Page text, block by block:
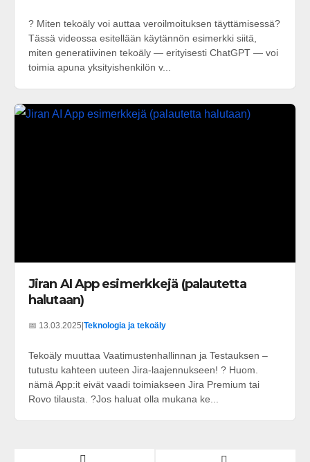
? Miten tekoäly voi auttaa veroilmoituksen täyttämisessä?
Tässä videossa esitellään käytännön esimerkki siitä,
miten generatiivinen tekoäly — erityisesti ChatGPT — voi
toimia apuna yksityishenkilön v...
Jiran AI App esimerkkejä (palautetta
halutaan)
📅 13.03.2025|Teknologia ja tekoäly
Tekoäly muuttaa Vaatimustenhallinnan ja Testauksen –
tutustu kahteen uuteen Jira-laajennukseen! ? Huom.
nämä App:it eivät vaadi toimiakseen Jira Premium tai
Rovo tilausta. ?Jos haluat olla mukana ke...